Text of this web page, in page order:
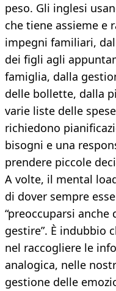
peso. Gli inglesi
che tiene assieme e
impegni familiari,
dei figli agli
famiglia, dalla
delle bollette, dalla
varie liste delle
richiedono
bisogni e una
prendere piccole
A volte, il mental
di dover sempre
“preoccuparsi
gestire”. È indubbio
nel raccogliere le
analogica, nelle
gestione delle